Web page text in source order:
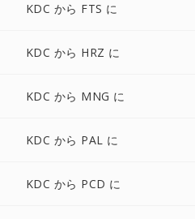
KDC から FTS に
KDC から HRZ に
KDC から MNG に
KDC から PAL に
KDC から PCD に